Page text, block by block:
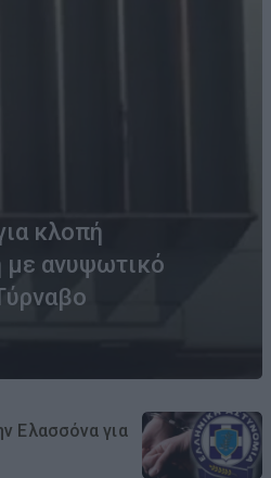
κλοπή
με ανυψωτικό
Ελασσόνα για